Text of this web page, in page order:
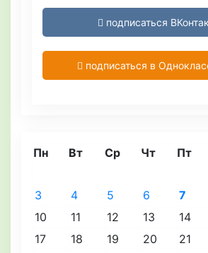
подписаться
подписаться в
Пн Вт Ср Чт Пт
3
4 5 6 7
10
11 12 13 14
17
18 19 20 21